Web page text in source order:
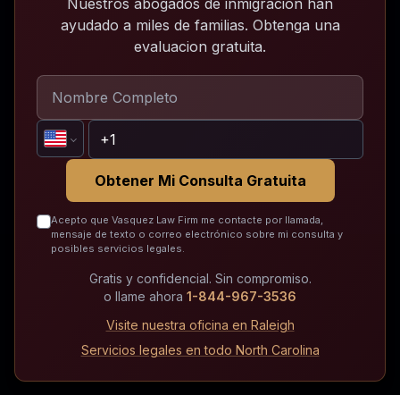
Nuestros abogados de inmigracion han
ayudado a miles de familias. Obtenga una
evaluacion gratuita.
Obtener Mi Consulta Gratuita
Acepto que Vasquez Law Firm me contacte por llamada,
mensaje de texto o correo electrónico sobre mi consulta y
posibles servicios legales.
Gratis y confidencial. Sin compromiso.
o llame ahora 1-844-967-3536
Visite nuestra oficina en Raleigh
Servicios legales en todo North Carolina